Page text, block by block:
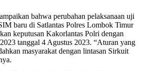
bahwa perubahan pelaksanaan uji
baru di Satlantas Polres Lombok Timur
keputusan Kakorlantas Polri dengan
tanggal 4 Agustus 2023. “Aturan yang
masyarakat dengan lintasan Sirkuit